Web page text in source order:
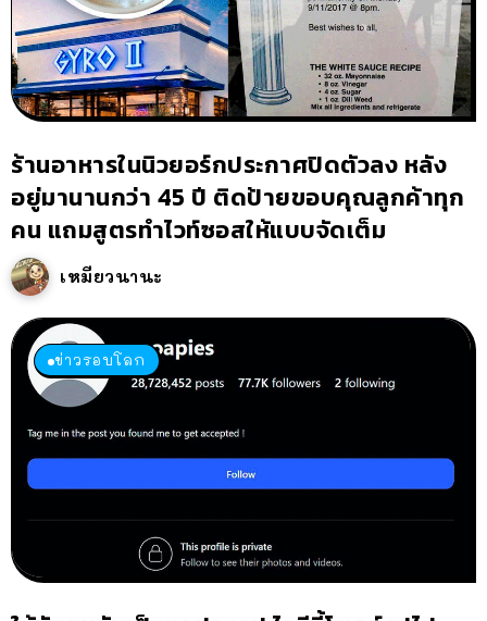
ร้านอาหารในนิวยอร์กประกาศปิดตัวลง หลัง
อยู่มานานกว่า 45 ปี ติดป้ายขอบคุณลูกค้าทุก
คน แถมสูตรทำไวท์ซอสให้แบบจัดเต็ม
เหมียวนานะ
ข่าวรอบโลก